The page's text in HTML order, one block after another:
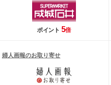
ポイント 5倍
婦人画報のお取り寄せ